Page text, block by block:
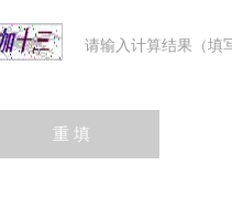
请输入计算结果（填